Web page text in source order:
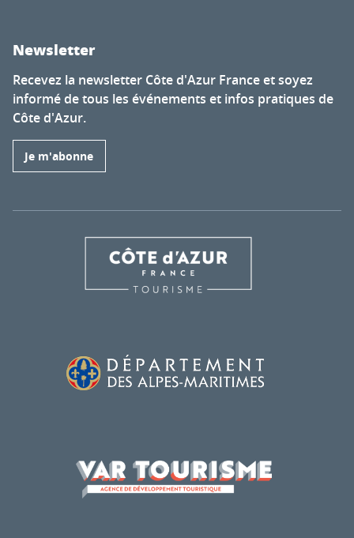
Newsletter
Recevez la newsletter Côte d'Azur France et soyez
informé de tous les événements et infos pratiques de
Côte d'Azur.
Je m'abonne